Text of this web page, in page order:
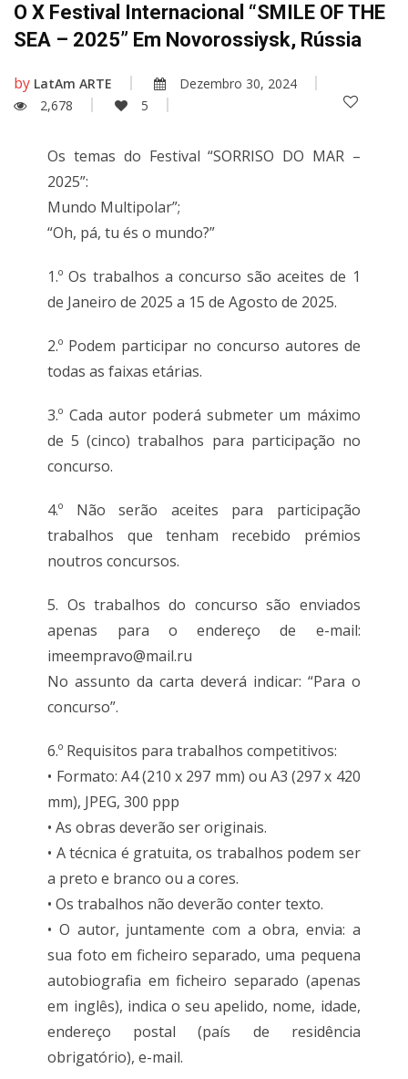
O X Festival Internacional “SMILE OF THE
SEA – 2025” Em Novorossiysk, Rússia
by LatAm ARTE
Dezembro 30, 2024
2,678
5
Os temas do Festival “SORRISO DO MAR –
2025”:
Mundo Multipolar”;
“Oh, pá, tu és o mundo?”
1.º Os trabalhos a concurso são aceites de 1
de Janeiro de 2025 a 15 de Agosto de 2025.
2.º Podem participar no concurso autores de
todas as faixas etárias.
3.º Cada autor poderá submeter um máximo
de 5 (cinco) trabalhos para participação no
concurso.
4.º Não serão aceites para participação
trabalhos que tenham recebido prémios
noutros concursos.
5. Os trabalhos do concurso são enviados
apenas para o endereço de e-mail:
imeempravo@mail.ru
No assunto da carta deverá indicar: “Para o
concurso”.
6.º Requisitos para trabalhos competitivos:
• Formato: A4 (210 x 297 mm) ou A3 (297 x 420
mm), JPEG, 300 ppp
• As obras deverão ser originais.
• A técnica é gratuita, os trabalhos podem ser
a preto e branco ou a cores.
• Os trabalhos não deverão conter texto.
• O autor, juntamente com a obra, envia: a
sua foto em ficheiro separado, uma pequena
autobiografia em ficheiro separado (apenas
em inglês), indica o seu apelido, nome, idade,
endereço postal (país de residência
obrigatório), e-mail.